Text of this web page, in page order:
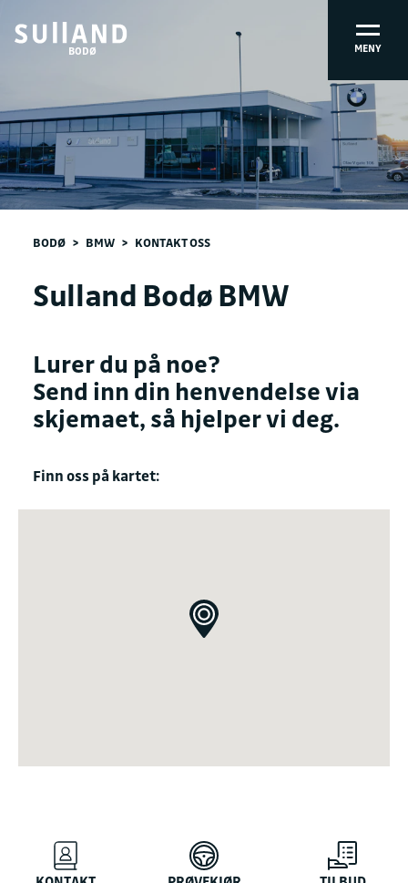
BODØ MENY
BODØ > BMW > KONTAKT OSS
Sulland Bodø BMW
Lurer du på noe?
Send inn din henvendelse via
skjemaet, så hjelper vi deg.
Finn oss på kartet: